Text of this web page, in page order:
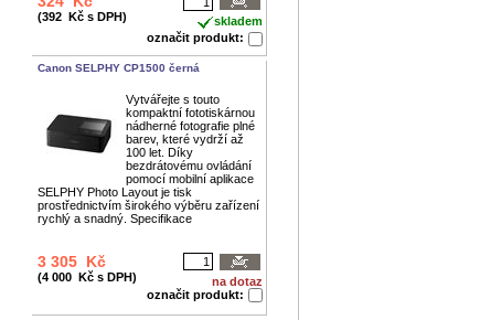
skladem
označit produkt:
(392 Kč s DPH)
Canon SELPHY CP1500 černá
Vytvářejte s touto
kompaktní fototiskárnou
nádherné fotografie plné
barev, které vydrží až
100 let. Díky
bezdrátovému ovládání
pomocí mobilní aplikace
SELPHY Photo Layout je tisk
prostřednictvím širokého výběru zařízení
rychlý a snadný. Specifikace
na dotaz
označit produkt:
3 305 Kč
(4 000 Kč s DPH)